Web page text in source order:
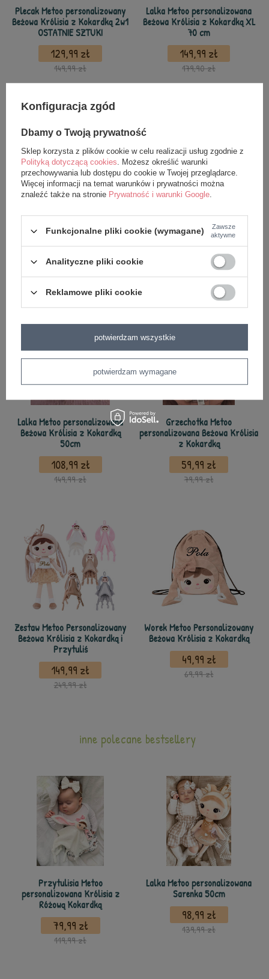
Plecak Metoo personalizowany
Beżowa Królisia z Kokardką 2w1
OSTATNIE SZTUKI
129,99 zł
149,99 zł
Lalka Metoo personalizowana
Beżowa Królisia z Kokardką XL
70 cm
149,99 zł
179,90 zł
Przytulisia Metoo
personalizowana Beżowa Królisia
z Kokardką
79,99 zł
119,99 zł
Zestaw Metoo Personalizowany
Beżowa Królisia z Kokardką i Mini
Lala
129,99 zł
149,90 zł
Lalka Metoo personalizowana
Beżowa Królisia z Kokardką
50cm
108,99 zł
149,99 zł
Grzechotka Metoo
personalizowana Beżowa Królisia
z Kokardką
59,99 zł
79,99 zł
Zestaw Metoo Personalizowany
Beżowa Królisia z Kokardką i
Przytuliś
149,99 zł
249,99 zł
Worek Metoo Personalizowany
Beżowa Królisia z Kokardką
49,99 zł
69,99 zł
inne polecane bestsellery
Przytulisia Metoo
personalizowana Królisia z
Różową Kokardką
79,99 zł
119,99 zł
Lalka Metoo personalizowana
Sarenka 50cm
98,99 zł
139,99 zł
Konfiguracja zgód
Dbamy o Twoją prywatność
Sklep korzysta z plików cookie w celu realizacji usług zgodnie z
Polityką dotyczącą cookies. Możesz określić warunki
przechowywania lub dostępu do cookie w Twojej przeglądarce.
Więcej informacji na temat warunków i prywatności można
znaleźć także na stronie Prywatność i warunki Google.
Funkcjonalne pliki cookie (wymagane)
Zawsze
aktywne
Analityczne pliki cookie
Reklamowe pliki cookie
potwierdzam wymagane
potwierdzam wszystkie